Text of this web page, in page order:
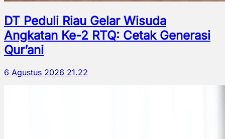
DT Peduli Riau Gelar Wisuda
Angkatan Ke-2 RTQ: Cetak Generasi
Qur’ani
6 Agustus 2026 21.22